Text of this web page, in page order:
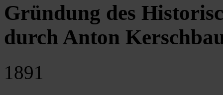
Gründung des
durch Anton
1891